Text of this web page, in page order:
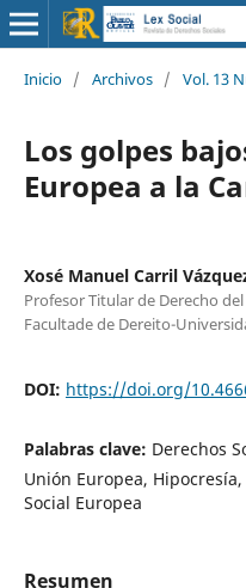
Inicio / Archivos / Vol. 13
Los golpes
Europea a la
Xosé Manuel Carril
Profesor Titular de Derecho
Facultade de Dereito-
DOI: https://doi.org/
Palabras clave: Derechos
Unión Europea,
Social Europea
Resumen